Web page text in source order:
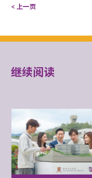
< 上一页
继续阅读